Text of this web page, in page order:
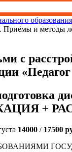
образования
Приёмы и методы
с
«Педагог
+
14000 /17500